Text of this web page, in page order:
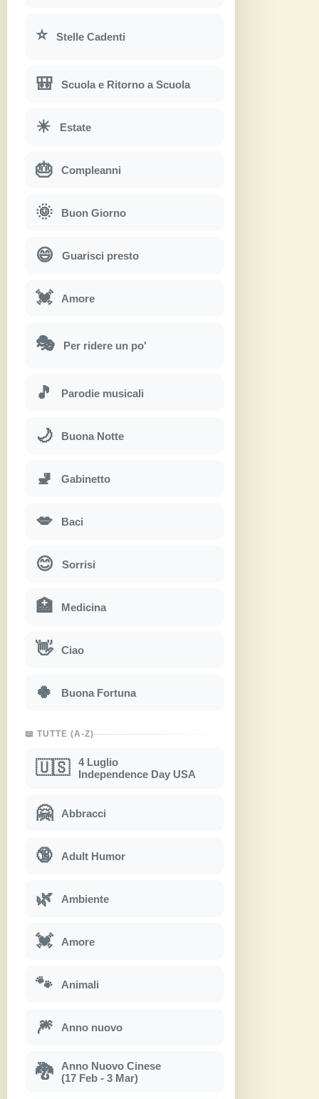
⭐ Stelle Cadenti
🎒 Scuola e Ritorno a Scuola
☀ Estate
🎂 Compleanni
🌞 Buon Giorno
😄 Guarisci presto
💓 Amore
🎭 Per ridere un po'
🎵 Parodie musicali
🌙 Buona Notte
🚽 Gabinetto
💋 Baci
😊 Sorrisi
🏥 Medicina
👋 Ciao
🍀 Buona Fortuna
📖 TUTTE (A-Z)
🇺🇸
4 Luglio
Independence Day USA
🤗 Abbracci
🔞 Adult Humor
🌿 Ambiente
💓 Amore
🐾 Animali
🎆 Anno nuovo
🐉
Anno Nuovo Cinese
(17 Feb - 3 Mar)